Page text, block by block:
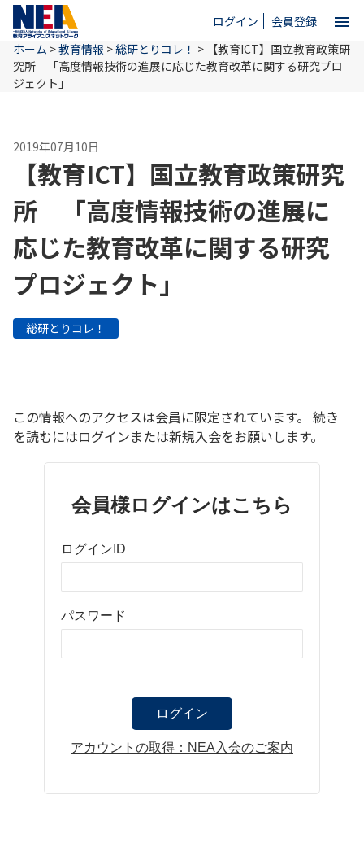
ログイン 会員登録 menu
close
NEAとは
教育情報
お問い合わせ
ホーム >教育情報 >総研とりコレ！ > 【教育ICT】国立教育政策研
究所 「高度情報技術の進展に応じた教育改革に関する研究プロ
ジェクト」
2019年07月10日
【教育ICT】国立教育政策研究
所 「高度情報技術の進展に
応じた教育改革に関する研究
プロジェクト」
総研とりコレ！
この情報へのアクセスは会員に限定されています。 続き
を読むにはログインまたは新規入会をお願いします。
会員様ログインはこちら
ログインID
パスワード
アカウントの取得：NEA入会のご案内